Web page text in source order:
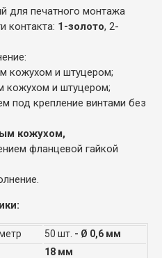
для печатного монтажа
контакта: 1-золото, 2-
кожухом и штуцером;
кожухом и штуцером;
под крепление винтами без
кожухом,
фланцевой гайкой
50 шт. - Ø 0,6 мм
18 мм